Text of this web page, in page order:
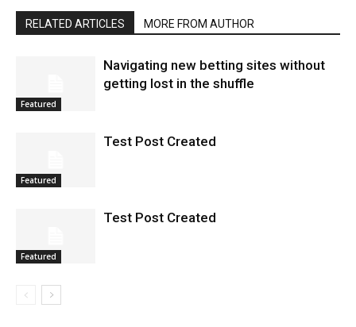
RELATED ARTICLES MORE FROM AUTHOR
Featured
Navigating new betting sites without
getting lost in the shuffle
Featured
Test Post Created
Featured
Test Post Created